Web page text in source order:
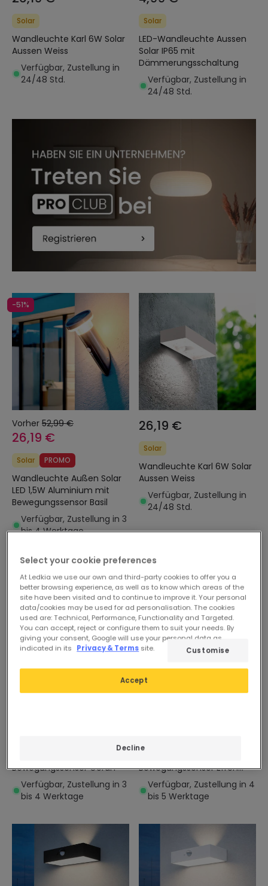
Solar
Wandleuchte Karl 6W Solar
Aussen Weiss
Verfügbar, Zustellung in
24/48 Std.
Solar
LED-Wandleuchte Aussen
Solar IP65 mit
Dämmerungsschaltung
Verfügbar, Zustellung in
24/48 Std.
-51%
Vorher 52,99 €
26,19 €
Solar PROMO
Wandleuchte Außen Solar
LED 1,5W Aluminium mit
Bewegungssensor Basil
Verfügbar, Zustellung in 3
bis 4 Werktage
26,19 €
Solar
Wandleuchte Karl 6W Solar
Aussen Weiss
Verfügbar, Zustellung in
24/48 Std.
Bewegungssensor Goran
Verfügbar, Zustellung in 3
bis 4 Werktage
Vorher
LED Wandleuchte Außen
Bewegungssensor Efren
Square
Verfügbar, Zustellung in 4
bis 5 Werktage
Select your cookie preferences
At Ledkia we use our own and third-party cookies to offer you a
better browsing experience, as well as to know which areas of the
site have been visited and to continue to improve it. Your personal
data/cookies may be used for ad personalisation. The cookies
used are: Technical, Performance, Functionality and Targeted.
You can accept, reject or configure them to suit your needs. By
giving your consent, Google will use your personal data as
indicated in its
Privacy & Terms site.
Decline
Accept
Customise